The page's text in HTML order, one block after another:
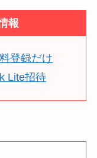
報
登録だけ
Lite招待